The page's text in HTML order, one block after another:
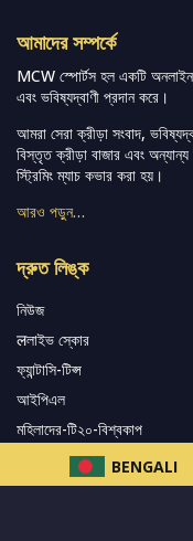
BENGALI
আমাদের সম্পর্কে
MCW স্পোর্টস হল একটি অনলাইন
এবং ভবিষ্যদ্বাণী প্রদান করে।
আমরা সেরা ক্রীড়া সংবাদ,
বিস্তৃত ক্রীড়া বাজার এবং অন্যান্য
স্ট্রিমিং ম্যাচ কভার করা হয়।
আরও পড়ুন…
দ্রুত লিঙ্ক
নিউজ
लলাইভ স্কোর
ফ্যান্টাসি-টিপ্স
আইপিএল
মহিলাদের-টি২০-বিশ্বকাপ